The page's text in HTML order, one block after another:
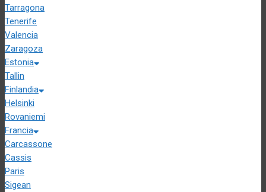
Tarragona
Tenerife
Valencia
Zaragoza
Estonia
Tallin
Finlandia
Helsinki
Rovaniemi
Francia
Carcassone
Cassis
Paris
Sigean